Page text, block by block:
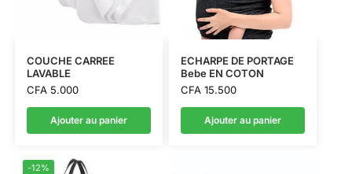
COUCHE CARREE
LAVABLE
CFA5.000
Ajouter au panier
ECHARPE DE PORTAGE
Bebe EN COTON
CFA15.500
Ajouter au panier
-12%